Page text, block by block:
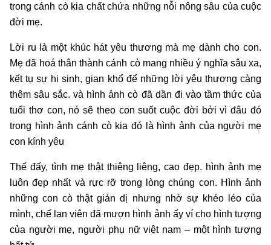
trong cánh cò kia chất chứa những nỗi nông sâu của cuộc
đời mẹ.
Lời ru là một khúc hát yêu thương mà mẹ dành cho con.
Mẹ đã hoá thân thành cánh cò mang nhiều ý nghĩa sâu xa,
kết tụ sự hi sinh, gian khổ để những lời yêu thương càng
thêm sâu sắc. và hình ảnh cò đã dần đi vào tầm thức của
tuổi thơ con, nó sẽ theo con suốt cuộc đời bởi vì đâu đó
trong hình ảnh cánh cò kia đó là hình ảnh của người mẹ
con kính yêu
Thế đấy, tình mẹ thật thiêng liêng, cao đẹp. hình ảnh mẹ
luôn đẹp nhất và rực rỡ trong lòng chúng con. Hình ảnh
những con cò thật giản dị nhưng nhờ sự khéo léo của
mình, chế lan viên đã mượn hình ảnh ấy ví cho hình tượng
của người mẹ, người phụ nữ việt nam – một hình tượng